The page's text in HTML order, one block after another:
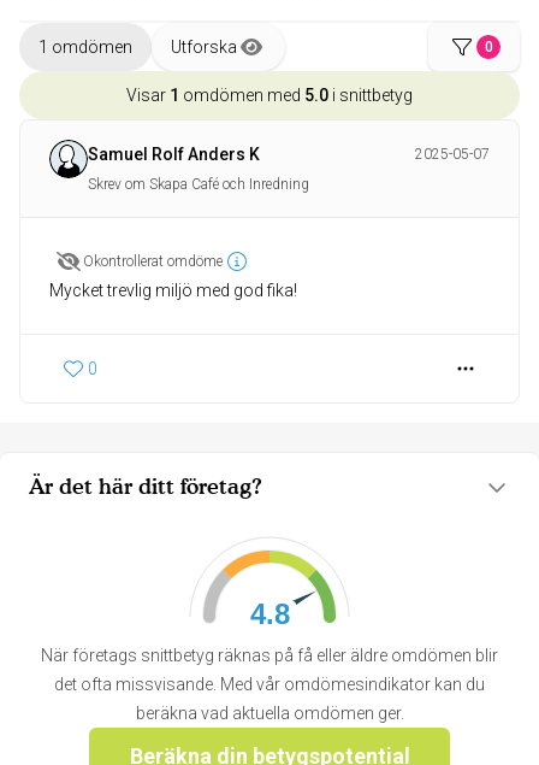
Är det här ditt företag?
4.8
När företags snittbetyg räknas på få eller äldre omdömen blir
det ofta missvisande. Med vår omdömesindikator kan du
beräkna vad aktuella omdömen ger.
Beräkna din betygspotential
1 omdömen Utforska 0
Visar 1 omdömen med 5.0 i snittbetyg
Samuel Rolf Anders K
2025-05-07
Skrev om Skapa Café och Inredning
Okontrollerat omdöme
Mycket trevlig miljö med god fika!
0